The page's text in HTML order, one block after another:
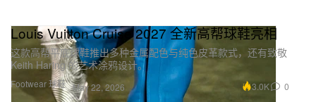
Footwear 球鞋
Louis Vuitton Cruise 2027 全新高帮球鞋亮相
这款高帮平底球鞋推出多种金属配色与纯色皮革款式，还有致敬
Keith Haring 的艺术涂鸦设计。
May 22, 2026 3.0K 0